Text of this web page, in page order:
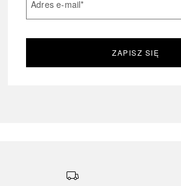
Adres e-mail*
ZAPISZ SIĘ